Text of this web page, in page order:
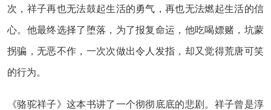
次，祥子再也无法鼓起生活的勇气，再也无法燃起生活的信
心。他最终选择了堕落，为了报复命运，他吃喝嫖赌，坑蒙
拐骗，无恶不作，一次次做出令人发指，却又觉得荒唐可笑
的行为。
《骆驼祥子》这本书讲了一个彻彻底底的悲剧。祥子曾是淳